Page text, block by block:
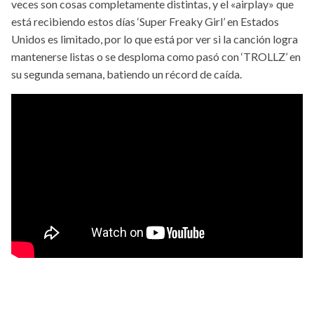
veces son cosas completamente distintas, y el «airplay» que
está recibiendo estos días ‘Super Freaky Girl’ en Estados
Unidos es limitado, por lo que está por ver si la canción logra
mantenerse listas o se desploma como pasó con ‘TROLLZ’ en
su segunda semana, batiendo un récord de caída.